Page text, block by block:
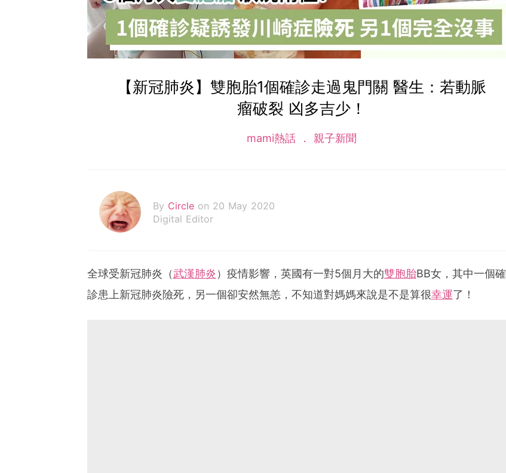
【新冠肺炎】雙胞胎1個確診走過鬼門關 醫生：若動脈
瘤破裂 凶多吉少！
mami熱話 親子新聞
By Circle on 20 May 2020
Digital Editor
全球受新冠肺炎（武漢肺炎 ）疫情影響，英國有一對5個月大的雙胞胎BB女，其中一個確
診患上新冠肺炎險死，另一個卻安然無恙，不知道對媽媽來說是不是算很幸運了！